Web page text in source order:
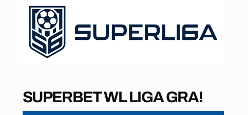
SUPERBET WL LIGA GRA!